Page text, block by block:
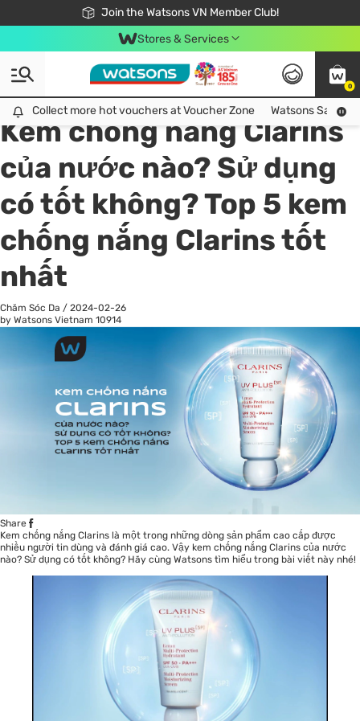
Join the Watsons VN Member Club!
Free Shipping For Order From 249,000Đ
24h Fast delivery in Hồ Chí Minh City
Stores & Services
0
Collect more hot vouchers at Voucher Zone
Collect more hot vouchers at Voucher Zone Watsons Safety
All
Chăm Sóc Cá Nhân
Kem chống nắng Clarins
của nước nào? Sử dụng
có tốt không? Top 5 kem
chống nắng Clarins tốt
nhất
Chăm Sóc Da / 2024-02-26
by Watsons Vietnam 10914
Share
Kem chống nắng Clarins là một trong những dòng sản phẩm cao cấp được
nhiều người tin dùng và đánh giá cao. Vậy kem chống nắng Clarins của nước
nào? Sử dụng có tốt không? Hãy cùng Watsons tìm hiểu trong bài viết này nhé!